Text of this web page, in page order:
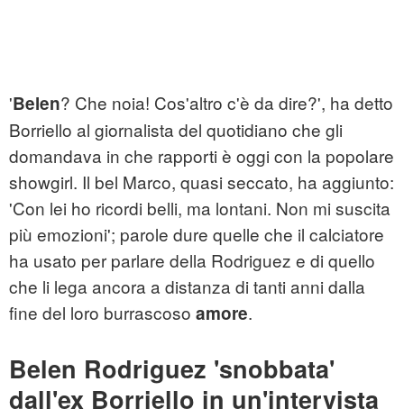
'Belen? Che noia! Cos'altro c'è da dire?', ha detto
Borriello al giornalista del quotidiano che gli
domandava in che rapporti è oggi con la popolare
showgirl. Il bel Marco, quasi seccato, ha aggiunto:
'Con lei ho ricordi belli, ma lontani. Non mi suscita
più emozioni'; parole dure quelle che il calciatore
ha usato per parlare della Rodriguez e di quello
che li lega ancora a distanza di tanti anni dalla
fine del loro burrascoso amore.
Belen Rodriguez 'snobbata'
dall'ex Borriello in un'intervista